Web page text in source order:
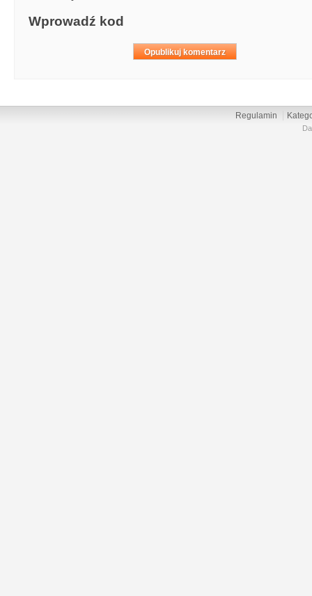
Wprowadź kod
Regulamin